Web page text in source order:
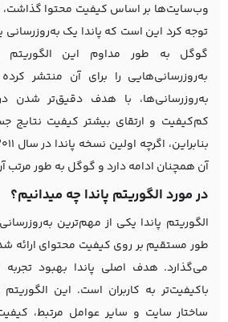
وب‌سایت‌ها بر اساس کیفیت محتوا گذاشت،
توجه کرد این است که پاندا یک به‌روزرسانی
گوگل به طور مداوم این الگوریتم
به‌روزرسانی‌هایی را برای آن منتشر
به‌روزرسانی‌ها، با هدف دقیق‌تر شدن
کم‌کیفیت و ارتقای بیشتر کیفیت نتایج
آن همچنان ادامه دارد و گوگل به طور مرتب
در مورد الگوریتم پاندا چه میدانیم؟
الگوریتم پاندا یکی از مهم‌ترین
طور مستقیم بر روی کیفیت محتوای ارائه
می‌گذارد. هدف اصلی پاندا بهبود تجربه
باکیفیت‌تر به کاربران است. این
ساختار سایت و سایر عوامل مرتبط،